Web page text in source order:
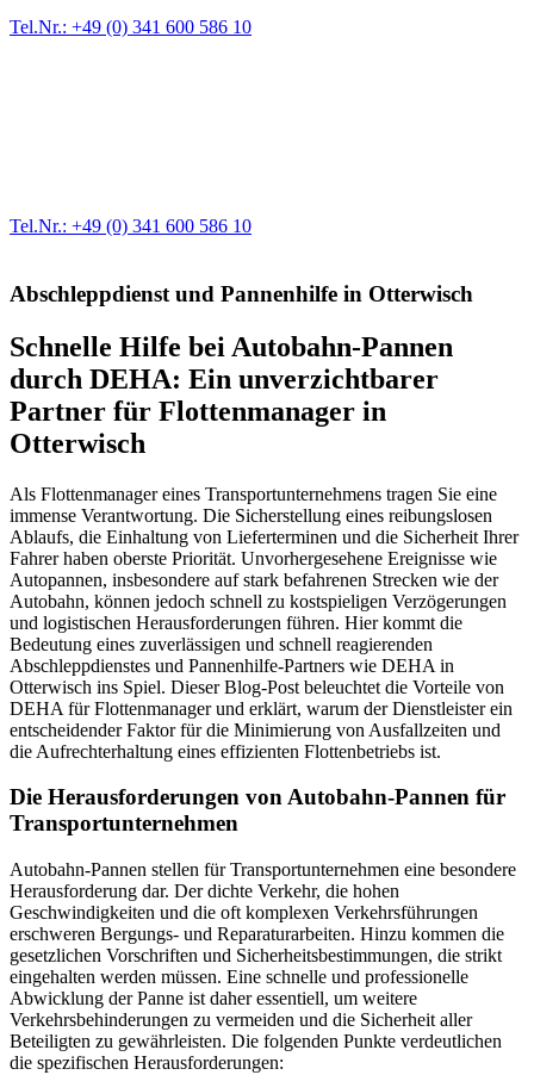
Tel.Nr.: +49 (0) 341 600 586 10
Tel.Nr.: +49 (0) 341 600 586 10
Abschleppdienst und Pannenhilfe in Otterwisch
Schnelle Hilfe bei Autobahn-Pannen
durch DEHA: Ein unverzichtbarer
Partner für Flottenmanager in
Otterwisch
Als Flottenmanager eines Transportunternehmens tragen Sie eine
immense Verantwortung. Die Sicherstellung eines reibungslosen
Ablaufs, die Einhaltung von Lieferterminen und die Sicherheit Ihrer
Fahrer haben oberste Priorität. Unvorhergesehene Ereignisse wie
Autopannen, insbesondere auf stark befahrenen Strecken wie der
Autobahn, können jedoch schnell zu kostspieligen Verzögerungen
und logistischen Herausforderungen führen. Hier kommt die
Bedeutung eines zuverlässigen und schnell reagierenden
Abschleppdienstes und Pannenhilfe-Partners wie DEHA in
Otterwisch ins Spiel. Dieser Blog-Post beleuchtet die Vorteile von
DEHA für Flottenmanager und erklärt, warum der Dienstleister ein
entscheidender Faktor für die Minimierung von Ausfallzeiten und
die Aufrechterhaltung eines effizienten Flottenbetriebs ist.
Die Herausforderungen von Autobahn-Pannen für
Transportunternehmen
Autobahn-Pannen stellen für Transportunternehmen eine besondere
Herausforderung dar. Der dichte Verkehr, die hohen
Geschwindigkeiten und die oft komplexen Verkehrsführungen
erschweren Bergungs- und Reparaturarbeiten. Hinzu kommen die
gesetzlichen Vorschriften und Sicherheitsbestimmungen, die strikt
eingehalten werden müssen. Eine schnelle und professionelle
Abwicklung der Panne ist daher essentiell, um weitere
Verkehrsbehinderungen zu vermeiden und die Sicherheit aller
Beteiligten zu gewährleisten. Die folgenden Punkte verdeutlichen
die spezifischen Herausforderungen: